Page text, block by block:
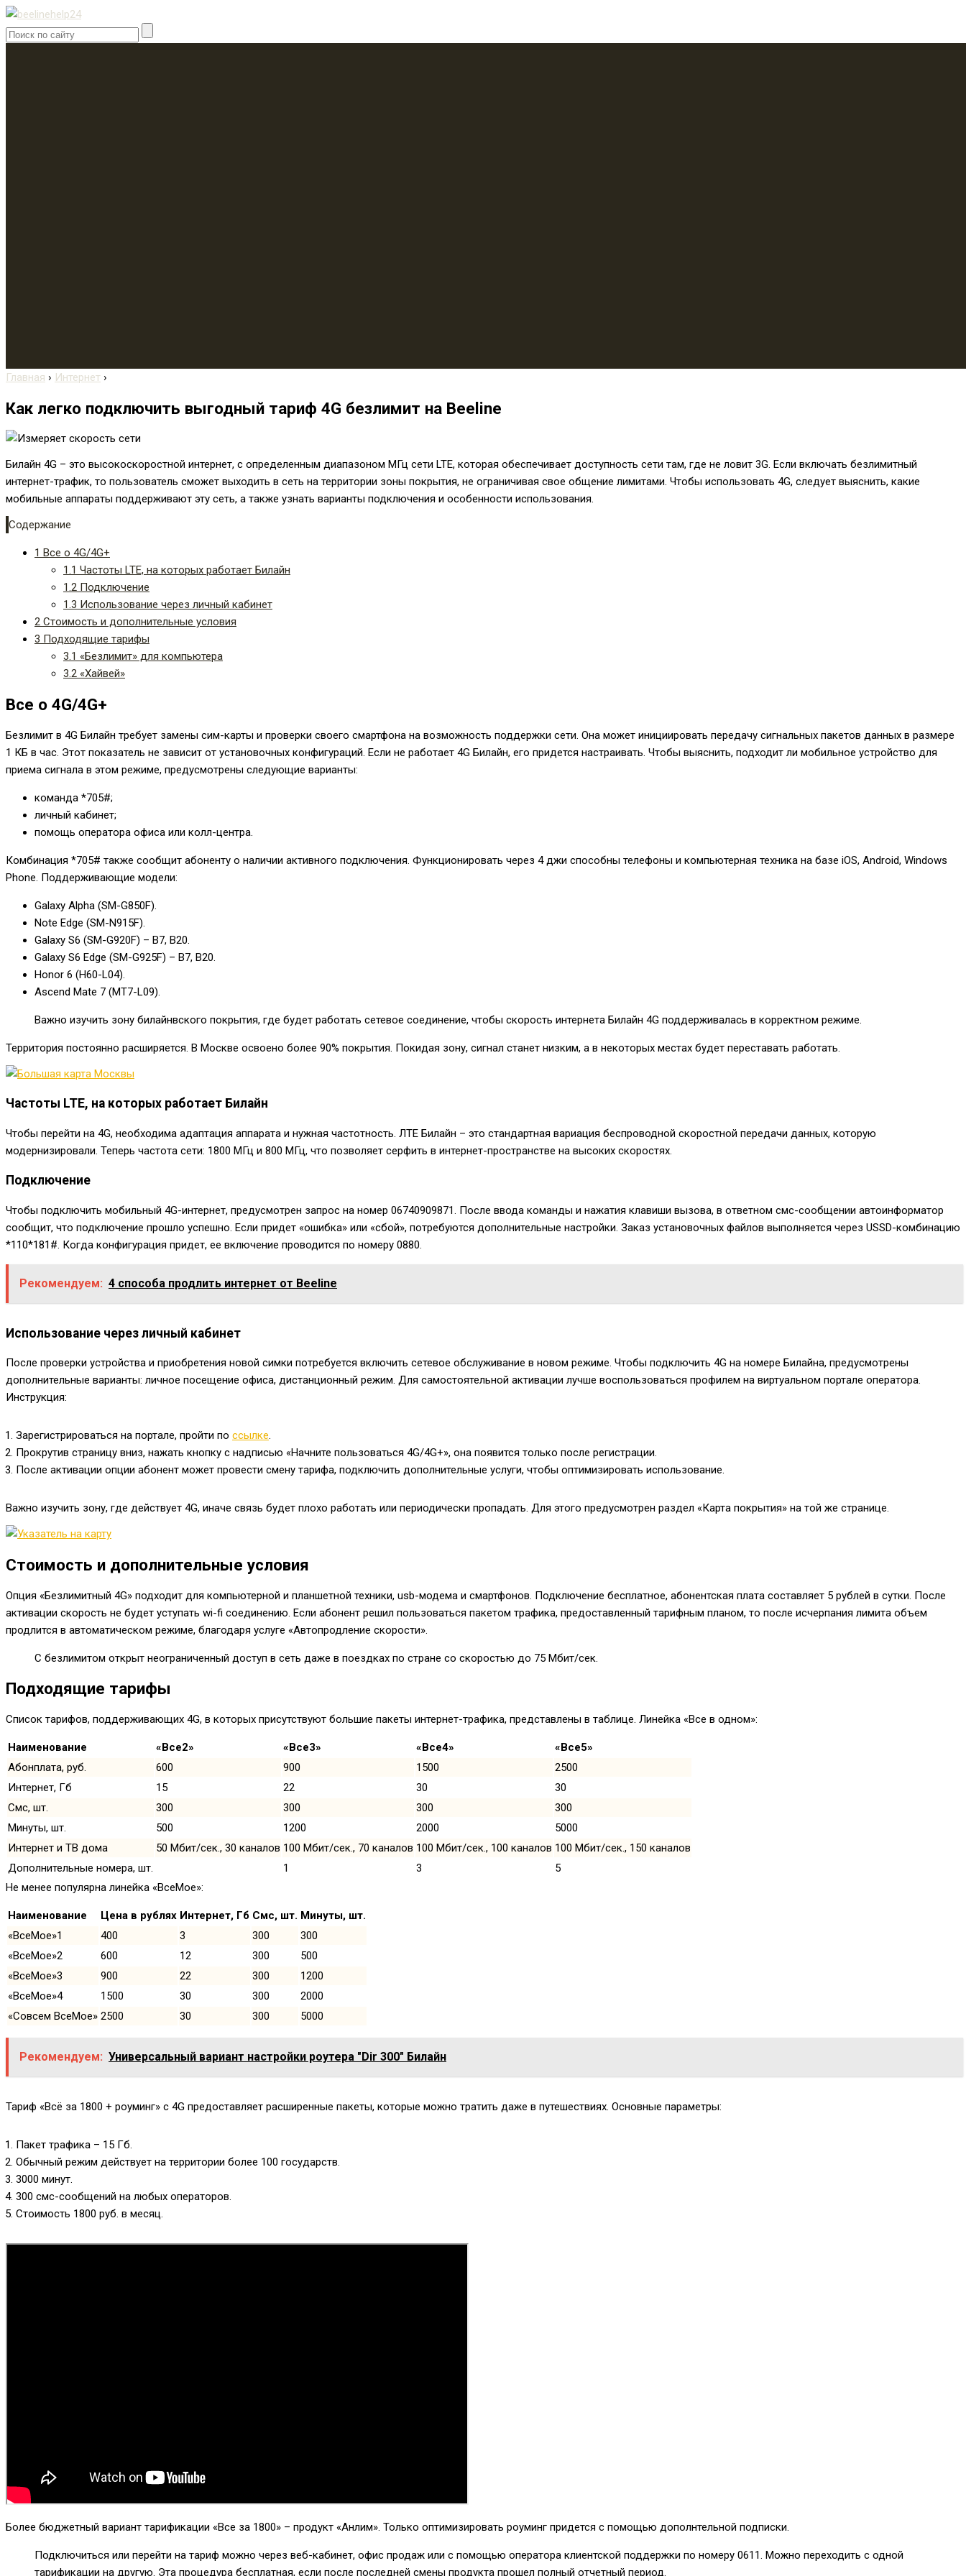
Главная › Интернет ›
Как легко подключить выгодный тариф 4G безлимит на Beeline
Билайн 4G – это высокоскоростной интернет, с определенным диапазоном МГц сети LTE, которая обеспечивает доступность сети там, где не ловит 3G. Если включать безлимитный
интернет-трафик, то пользователь сможет выходить в сеть на территории зоны покрытия, не ограничивая свое общение лимитами. Чтобы использовать 4G, следует выяснить, какие
мобильные аппараты поддерживают эту сеть, а также узнать варианты подключения и особенности использования.
Содержание
1 Все о 4G/4G+
1.1 Частоты LTE, на которых работает Билайн
1.2 Подключение
1.3 Использование через личный кабинет
2 Стоимость и дополнительные условия
3 Подходящие тарифы
3.1 «Безлимит» для компьютера
3.2 «Хайвей»
Все о 4G/4G+
Безлимит в 4G Билайн требует замены сим-карты и проверки своего смартфона на возможность поддержки сети. Она может инициировать передачу сигнальных пакетов данных в размере
1 КБ в час. Этот показатель не зависит от установочных конфигураций. Если не работает 4G Билайн, его придется настраивать. Чтобы выяснить, подходит ли мобильное устройство для
приема сигнала в этом режиме, предусмотрены следующие варианты:
команда *705#;
личный кабинет;
помощь оператора офиса или колл-центра.
Комбинация *705# также сообщит абоненту о наличии активного подключения. Функционировать через 4 джи способны телефоны и компьютерная техника на базе iOS, Android, Windows
Phone. Поддерживающие модели:
Galaxy Alpha (SM-G850F).
Note Edge (SM-N915F).
Galaxy S6 (SM-G920F) – B7, B20.
Galaxy S6 Edge (SM-G925F) – B7, B20.
Honor 6 (H60-L04).
Ascend Mate 7 (MT7-L09).
Важно изучить зону билайнвского покрытия, где будет работать сетевое соединение, чтобы скорость интернета Билайн 4G поддерживалась в корректном режиме.
Территория постоянно расширяется. В Москве освоено более 90% покрытия. Покидая зону, сигнал станет низким, а в некоторых местах будет переставать работать.
Частоты LTE, на которых работает Билайн
Чтобы перейти на 4G, необходима адаптация аппарата и нужная частотность. ЛТЕ Билайн – это стандартная вариация беспроводной скоростной передачи данных, которую
модернизировали. Теперь частота сети: 1800 МГц и 800 МГц, что позволяет серфить в интернет-пространстве на высоких скоростях.
Подключение
Чтобы подключить мобильный 4G-интернет, предусмотрен запрос на номер 06740909871. После ввода команды и нажатия клавиши вызова, в ответном смс-сообщении автоинформатор
сообщит, что подключение прошло успешно. Если придет «ошибка» или «сбой», потребуются дополнительные настройки. Заказ установочных файлов выполняется через USSD-комбинацию
*110*181#. Когда конфигурация придет, ее включение проводится по номеру 0880.
Рекомендуем: 4 способа продлить интернет от Beeline
Использование через личный кабинет
После проверки устройства и приобретения новой симки потребуется включить сетевое обслуживание в новом режиме. Чтобы подключить 4G на номере Билайна, предусмотрены
дополнительные варианты: личное посещение офиса, дистанционный режим. Для самостоятельной активации лучше воспользоваться профилем на виртуальном портале оператора.
Инструкция:
Зарегистрироваться на портале, пройти по ссылке.
Прокрутив страницу вниз, нажать кнопку с надписью «Начните пользоваться 4G/4G+», она появится только после регистрации.
После активации опции абонент может провести смену тарифа, подключить дополнительные услуги, чтобы оптимизировать использование.
Важно изучить зону, где действует 4G, иначе связь будет плохо работать или периодически пропадать. Для этого предусмотрен раздел «Карта покрытия» на той же странице.
Стоимость и дополнительные условия
Опция «Безлимитный 4G» подходит для компьютерной и планшетной техники, usb-модема и смартфонов. Подключение бесплатное, абонентская плата составляет 5 рублей в сутки. После
активации скорость не будет уступать wi-fi соединению. Если абонент решил пользоваться пакетом трафика, предоставленный тарифным планом, то после исчерпания лимита объем
продлится в автоматическом режиме, благодаря услуге «Автопродление скорости».
С безлимитом открыт неограниченный доступ в сеть даже в поездках по стране со скоростью до 75 Мбит/сек.
Подходящие тарифы
Список тарифов, поддерживающих 4G, в которых присутствуют большие пакеты интернет-трафика, представлены в таблице. Линейка «Все в одном»:
Наименование «Все2» «Все3» «Все4»
«Все5»
Абонплата, руб.
600 900 1500
2500
Интернет, Гб
15 22 30
30
Смс, шт.
300 300 300
300
Минуты, шт.
500 1200 2000
5000
Интернет и ТВ дома
50 Мбит/сек., 30 каналов 100 Мбит/сек., 70 каналов 100 Мбит/сек., 100 каналов 100 Мбит/сек., 150 каналов
Дополнительные номера, шт.
1 3
5
Не менее популярна линейка «ВсеМое»:
Наименование Цена в рублях Интернет, Гб Смс, шт. Минуты, шт.
«ВсеМое»1
400 3 300
300
«ВсеМое»2
600 12 300
500
«ВсеМое»3
900 22 300
1200
«ВсеМое»4
1500 30 300
2000
«Совсем ВсеМое» 2500 30 300 5000
Рекомендуем: Универсальный вариант настройки роутера "Dir 300" Билайн
Тариф «Всё за 1800 + роуминг» с 4G предоставляет расширенные пакеты, которые можно тратить даже в путешествиях. Основные параметры:
Пакет трафика – 15 Гб.
Обычный режим действует на территории более 100 государств.
3000 минут.
300 смс-сообщений на любых операторов.
Стоимость 1800 руб. в месяц.
Более бюджетный вариант тарификации «Все за 1800» – продукт «Анлим». Только оптимизировать роуминг придется с помощью дополнтельной подписки.
Подключиться или перейти на тариф можно через веб-кабинет, офис продаж или с помощью оператора клиентской поддержки по номеру 0611. Можно переходить с одной
тарификации на другую. Эта процедура бесплатная, если после последней смены продукта прошел полный отчетный период.